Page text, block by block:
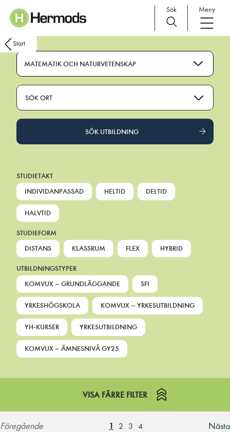
Main Navigation
Sök Meny
Start
MATEMATIK OCH NATURVETENSKAP
SÖK ORT
SÖK UTBILDNING
STUDIETAKT
INDIVIDANPASSAD
HELTID DELTID
HALVTID
STUDIEFORM
DISTANS
KLASSRUM FLEX HYBRID
UTBILDNINGSTYPER
KOMVUX – GRUNDLÄGGANDE
SFI
YRKESHÖGSKOLA KOMVUX – YRKESUTBILDNING
YH-KURSER YRKESUTBILDNING
KOMVUX – ÄMNESNIVÅ GY25
VISA FÄRRE FILTER
Föregående 1 2 3 4 Nästa